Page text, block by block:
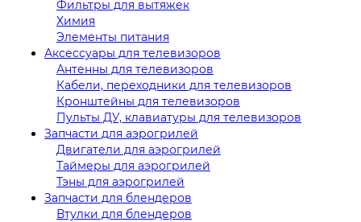
Фильтры для вытяжек
Химия
Элементы питания
Аксессуары для телевизоров
Антенны для телевизоров
Кабели, переходники для телевизоров
Кронштейны для телевизоров
Пульты ДУ, клавиатуры для телевизоров
Запчасти для аэрогрилей
Двигатели для аэрогрилей
Таймеры для аэрогрилей
Тэны для аэрогрилей
Запчасти для блендеров
Втулки для блендеров